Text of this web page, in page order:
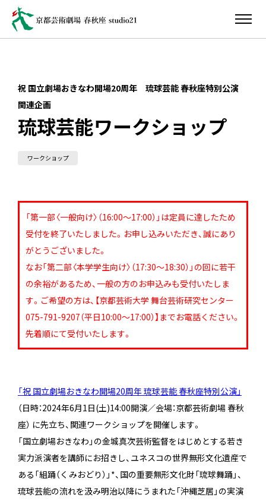
祝 国立劇場おきなわ開場20周年 琉球芸能 春秋座特別公演
関連企画
琉球芸能ワークショップ
ワークショップ
「第一部〈一般向け〉（16:00～17:00）」は定員に達したため
受付を終了いたしました。お申し込みいただき、誠にあり
がとうございました。
なお「第二部〈本学学生向け〉（17:30～18:30）」の回に若干
の余裕があるため、一般の方のお申込みも受付いたしま
す。ご希望の方は、【京都芸術大学 舞台芸術研究センター
075-791-9207（平日10:00～17:00）】までお電話ください。
先着順にて受付いたします。
「祝 国立劇場おきなわ開場20周年 琉球芸能 春秋座特別公演」
（日時：2024年6月1日(土)14:00開演／会場：京都芸術劇場 春秋
座） に先立ち、関連ワークショップを開催します。
「国立劇場おきなわ」の金城真次芸術監督をはじめとする若き
実力派演者を講師にお招きし、ユネスコの世界無形文化遺産で
ある「組踊（くみおどり）」*、国の重要無形文化財「琉球舞踊」、
琉球芸能の流れを汲み明治以降にうまれた「沖縄芝居」の実演